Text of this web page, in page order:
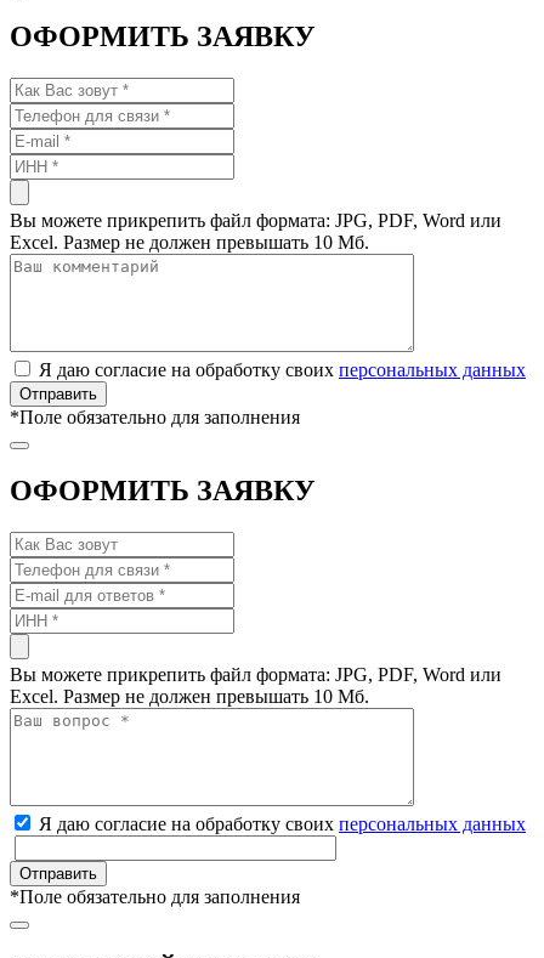
ОФОРМИТЬ ЗАЯВКУ
Вы можете прикрепить файл формата: JPG, PDF, Word или
Excel. Размер не должен превышать 10 Мб.
Я даю согласие на обработку своих персональных данных
*Поле обязательно для заполнения
ОФОРМИТЬ ЗАЯВКУ
Вы можете прикрепить файл формата: JPG, PDF, Word или
Excel. Размер не должен превышать 10 Мб.
Я даю согласие на обработку своих персональных данных
*Поле обязательно для заполнения